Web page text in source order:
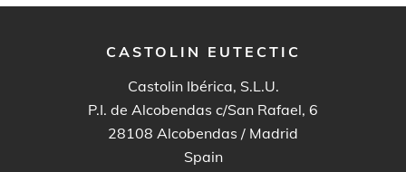
CASTOLIN EUTECTIC
Castolin Ibérica, S.L.U.
P.I. de Alcobendas c/San Rafael, 6
28108 Alcobendas / Madrid
Spain